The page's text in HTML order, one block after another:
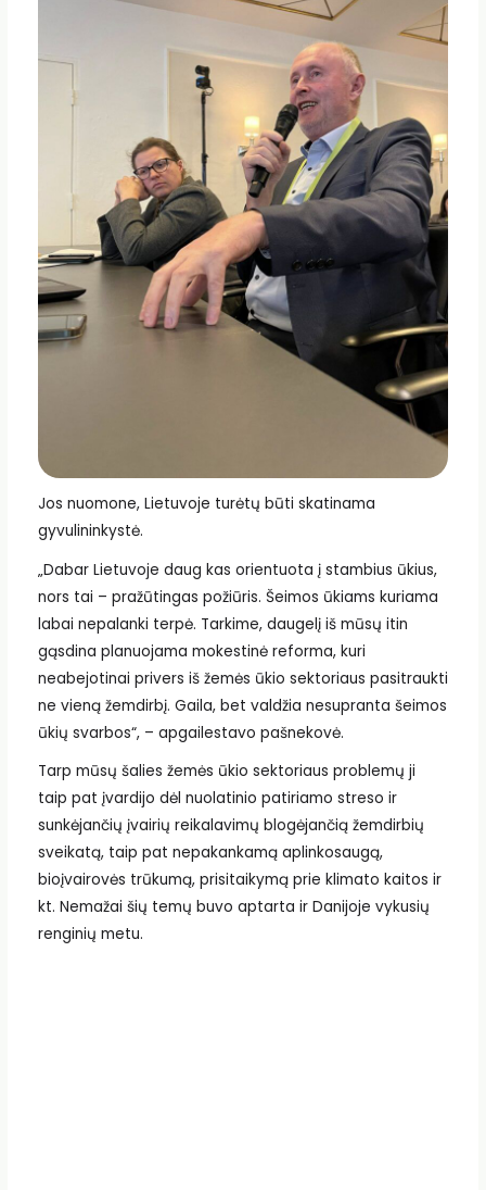
Jos nuomone, Lietuvoje turėtų būti skatinama
gyvulininkystė.
„Dabar Lietuvoje daug kas orientuota į stambius ūkius,
nors tai – pražūtingas požiūris. Šeimos ūkiams kuriama
labai nepalanki terpė. Tarkime, daugelį iš mūsų itin
gąsdina planuojama mokestinė reforma, kuri
neabejotinai privers iš žemės ūkio sektoriaus pasitraukti
ne vieną žemdirbį. Gaila, bet valdžia nesupranta šeimos
ūkių svarbos“, – apgailestavo pašnekovė.
Tarp mūsų šalies žemės ūkio sektoriaus problemų ji
taip pat įvardijo dėl nuolatinio patiriamo streso ir
sunkėjančių įvairių reikalavimų blogėjančią žemdirbių
sveikatą, taip pat nepakankamą aplinkosaugą,
bioįvairovės trūkumą, prisitaikymą prie klimato kaitos ir
kt. Nemažai šių temų buvo aptarta ir Danijoje vykusių
renginių metu.